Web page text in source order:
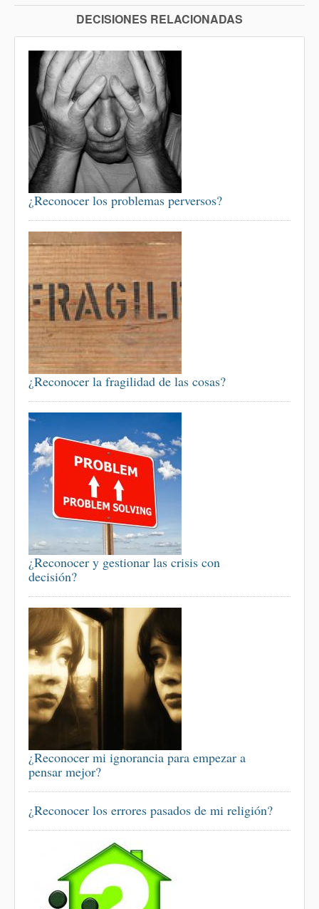
DECISIONES RELACIONADAS
¿Reconocer los problemas perversos?
¿Reconocer la fragilidad de las cosas?
¿Reconocer y gestionar las crisis con
decisión?
¿Reconocer mi ignorancia para empezar a
pensar mejor?
¿Reconocer los errores pasados de mi religión?